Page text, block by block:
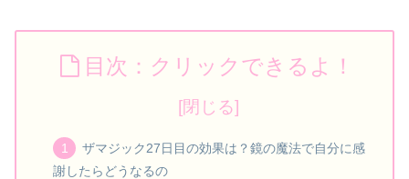
目次：クリックできるよ！
ザマジック27日目の効果は？鏡の魔法で自分に感
謝したらどうなるの